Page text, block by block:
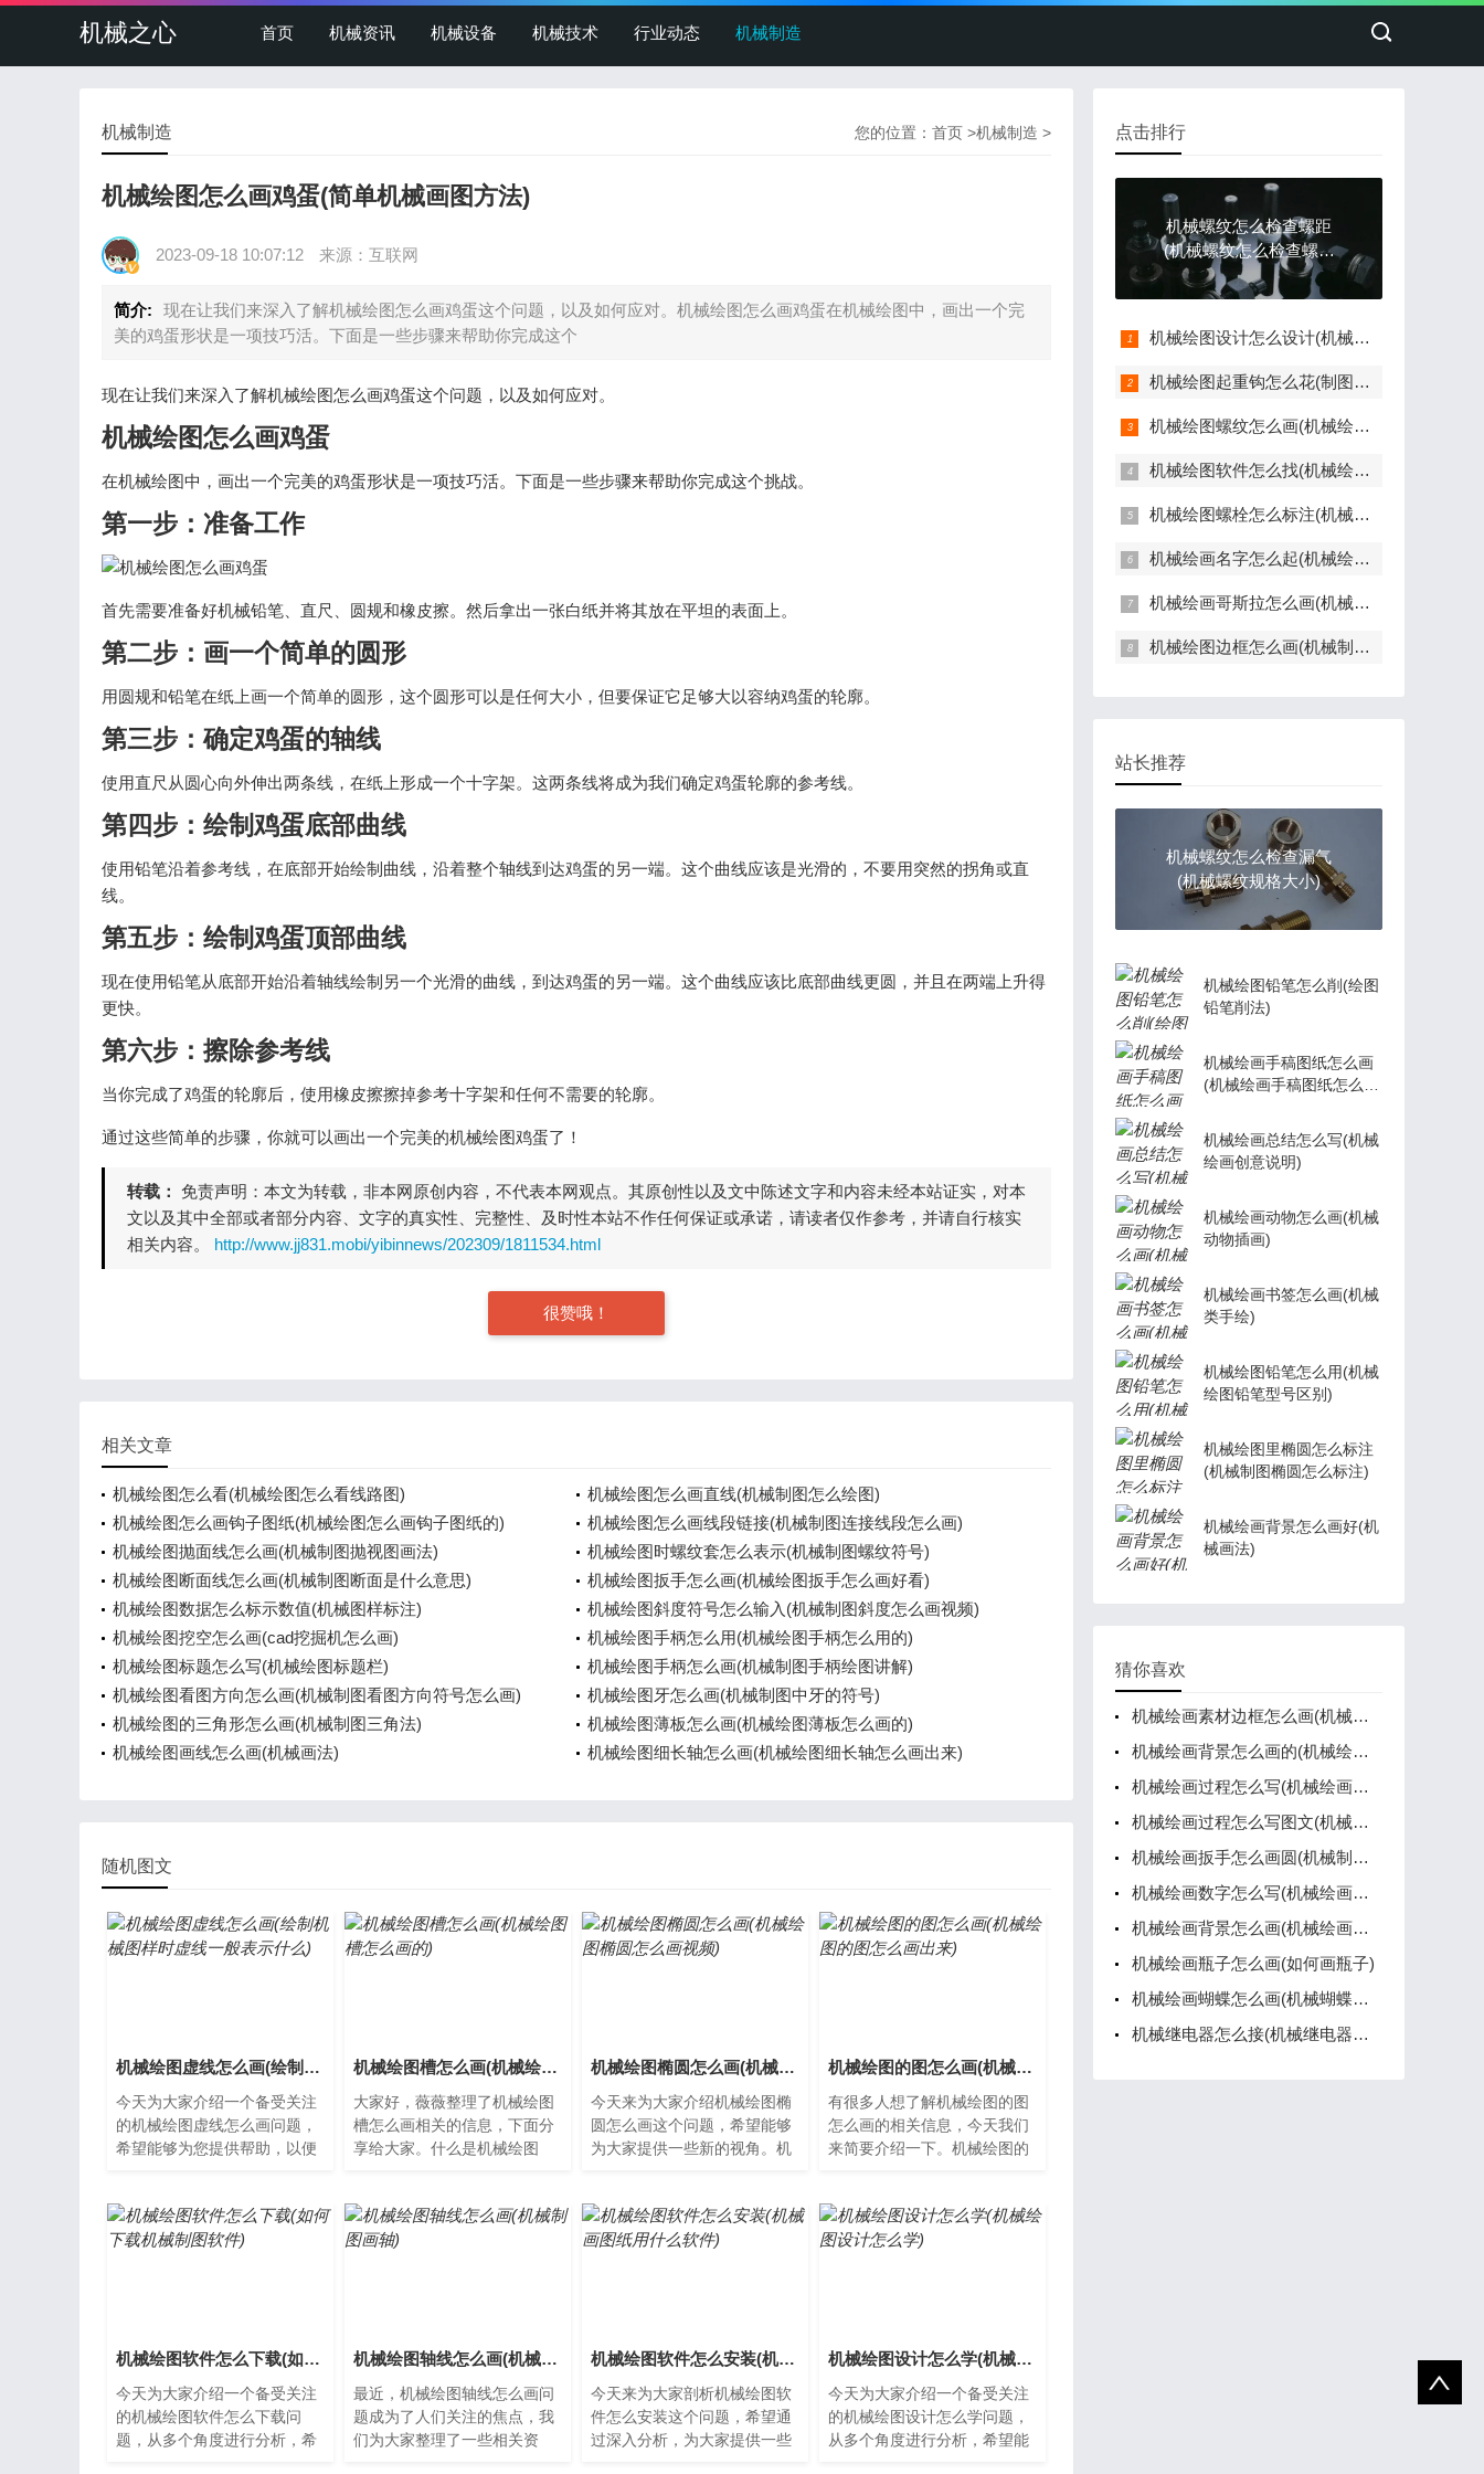
机械之心 首页 机械资讯 机械设备 机械技术 行业动态 机械制造
您的位置： 首页 >机械制造 >
机械制造
机械绘图怎么画鸡蛋(简单机械画图方法)
2023-09-18 10:07:12 来源：互联网
简介:
现在让我们来深入了解机械绘图怎么画鸡蛋这个问题，以及如何应对。机械绘图怎么画鸡蛋在机械绘图中，画出一个完
美的鸡蛋形状是一项技巧活。下面是一些步骤来帮助你完成这个
现在让我们来深入了解机械绘图怎么画鸡蛋这个问题，以及如何应对。
机械绘图怎么画鸡蛋
在机械绘图中，画出一个完美的鸡蛋形状是一项技巧活。下面是一些步骤来帮助你完成这个挑战。
第一步：准备工作
首先需要准备好机械铅笔、直尺、圆规和橡皮擦。然后拿出一张白纸并将其放在平坦的表面上。
第二步：画一个简单的圆形
用圆规和铅笔在纸上画一个简单的圆形，这个圆形可以是任何大小，但要保证它足够大以容纳鸡蛋的轮廓。
第三步：确定鸡蛋的轴线
使用直尺从圆心向外伸出两条线，在纸上形成一个十字架。这两条线将成为我们确定鸡蛋轮廓的参考线。
第四步：绘制鸡蛋底部曲线
使用铅笔沿着参考线，在底部开始绘制曲线，沿着整个轴线到达鸡蛋的另一端。这个曲线应该是光滑的，不要用突然的拐角或直
线。
第五步：绘制鸡蛋顶部曲线
现在使用铅笔从底部开始沿着轴线绘制另一个光滑的曲线，到达鸡蛋的另一端。这个曲线应该比底部曲线更圆，并且在两端上升得
更快。
第六步：擦除参考线
当你完成了鸡蛋的轮廓后，使用橡皮擦擦掉参考十字架和任何不需要的轮廓。
通过这些简单的步骤，你就可以画出一个完美的机械绘图鸡蛋了！
转载： 免责声明：本文为转载，非本网原创内容，不代表本网观点。其原创性以及文中陈述文字和内容未经本站证实，对本
文以及其中全部或者部分内容、文字的真实性、完整性、及时性本站不作任何保证或承诺，请读者仅作参考，并请自行核实
相关内容。 http://www.jj831.mobi/yibinnews/202309/1811534.html
很赞哦！
相关文章
机械绘图怎么看(机械绘图怎么看线路图)
机械绘图怎么画直线(机械制图怎么绘图)
机械绘图怎么画钩子图纸(机械绘图怎么画钩子图纸的)
机械绘图怎么画线段链接(机械制图连接线段怎么画)
机械绘图抛面线怎么画(机械制图抛视图画法)
机械绘图时螺纹套怎么表示(机械制图螺纹符号)
机械绘图断面线怎么画(机械制图断面是什么意思)
机械绘图扳手怎么画(机械绘图扳手怎么画好看)
机械绘图数据怎么标示数值(机械图样标注)
机械绘图斜度符号怎么输入(机械制图斜度怎么画视频)
机械绘图挖空怎么画(cad挖掘机怎么画)
机械绘图手柄怎么用(机械绘图手柄怎么用的)
机械绘图标题怎么写(机械绘图标题栏)
机械绘图手柄怎么画(机械制图手柄绘图讲解)
机械绘图看图方向怎么画(机械制图看图方向符号怎么画)
机械绘图牙怎么画(机械制图中牙的符号)
机械绘图的三角形怎么画(机械制图三角法)
机械绘图薄板怎么画(机械绘图薄板怎么画的)
机械绘图画线怎么画(机械画法)
机械绘图细长轴怎么画(机械绘图细长轴怎么画出来)
随机图文
机械绘图虚线怎么画(绘制机械图样时虚线一般表示什么)
今天为大家介绍一个备受关注
的机械绘图虚线怎么画问题，
希望能够为您提供帮助，以便
机...
机械绘图槽怎么画(机械绘图槽怎么画的)
大家好，薇薇整理了机械绘图
槽怎么画相关的信息，下面分
享给大家。什么是机械绘图
状...
机械绘图椭圆怎么画(机械绘图椭圆怎么画视频)
今天来为大家介绍机械绘图椭
圆怎么画这个问题，希望能够
为大家提供一些新的视角。机
曲...
机械绘图的图怎么画(机械绘图的图怎么画出来)
有很多人想了解机械绘图的图
怎么画的相关信息，今天我们
来简要介绍一下。机械绘图的
目...
机械绘图软件怎么下载(如何下载机械制图软件)
今天为大家介绍一个备受关注
的机械绘图软件怎么下载问
题，从多个角度进行分析，希
机械绘图轴线怎么画(机械制图画轴)
最近，机械绘图轴线怎么画问
题成为了人们关注的焦点，我
们为大家整理了一些相关资
机械绘图软件怎么安装(机械画图纸用什么软件)
今天来为大家剖析机械绘图软
件怎么安装这个问题，希望通
过深入分析，为大家提供一些
机械绘图设计怎么学(机械绘图设计怎么学)
今天为大家介绍一个备受关注
的机械绘图设计怎么学问题，
从多个角度进行分析，希望能
点击排行
机械螺纹怎么检查螺距
(机械螺纹怎么检查螺距
是否正常)
机械绘图设计怎么设计(机械绘图设计怎么设计好看)
机械绘图起重钩怎么花(制图起重钩子怎么画)
机械绘图螺纹怎么画(机械绘图螺纹怎么画视频)
机械绘图软件怎么找(机械绘图软件怎么找图片)
机械绘图螺栓怎么标注(机械制图螺栓画法尺寸标注)
机械绘画名字怎么起(机械绘画名字怎么起的)
机械绘画哥斯拉怎么画(机械哥斯拉怎么画)
机械绘图边框怎么画(机械制图画框)
站长推荐
机械螺纹怎么检查漏气
(机械螺纹规格大小)
机械绘图铅笔怎么削(绘图
铅笔削法)
机械绘画手稿图纸怎么画
(机械绘画手稿图纸怎么画
机械绘画总结怎么写(机械
绘画创意说明)
机械绘画动物怎么画(机械
动物插画)
机械绘画书签怎么画(机械
类手绘)
机械绘图铅笔怎么用(机械
绘图铅笔型号区别)
机械绘图里椭圆怎么标注
(机械制图椭圆怎么标注)
机械绘画背景怎么画好(机
械画法)
猜你喜欢
机械绘画素材边框怎么画(机械绘画作品)
机械绘画背景怎么画的(机械绘画作品)
机械绘画过程怎么写(机械绘画作品)
机械绘画过程怎么写图文(机械作画)
机械绘画扳手怎么画圆(机械制图画扳手视频)
机械绘画数字怎么写(机械绘画数字怎么写图片)
机械绘画背景怎么画(机械绘画作品)
机械绘画瓶子怎么画(如何画瓶子)
机械绘画蝴蝶怎么画(机械蝴蝶简笔画)
机械继电器怎么接(机械继电器怎么接线图)